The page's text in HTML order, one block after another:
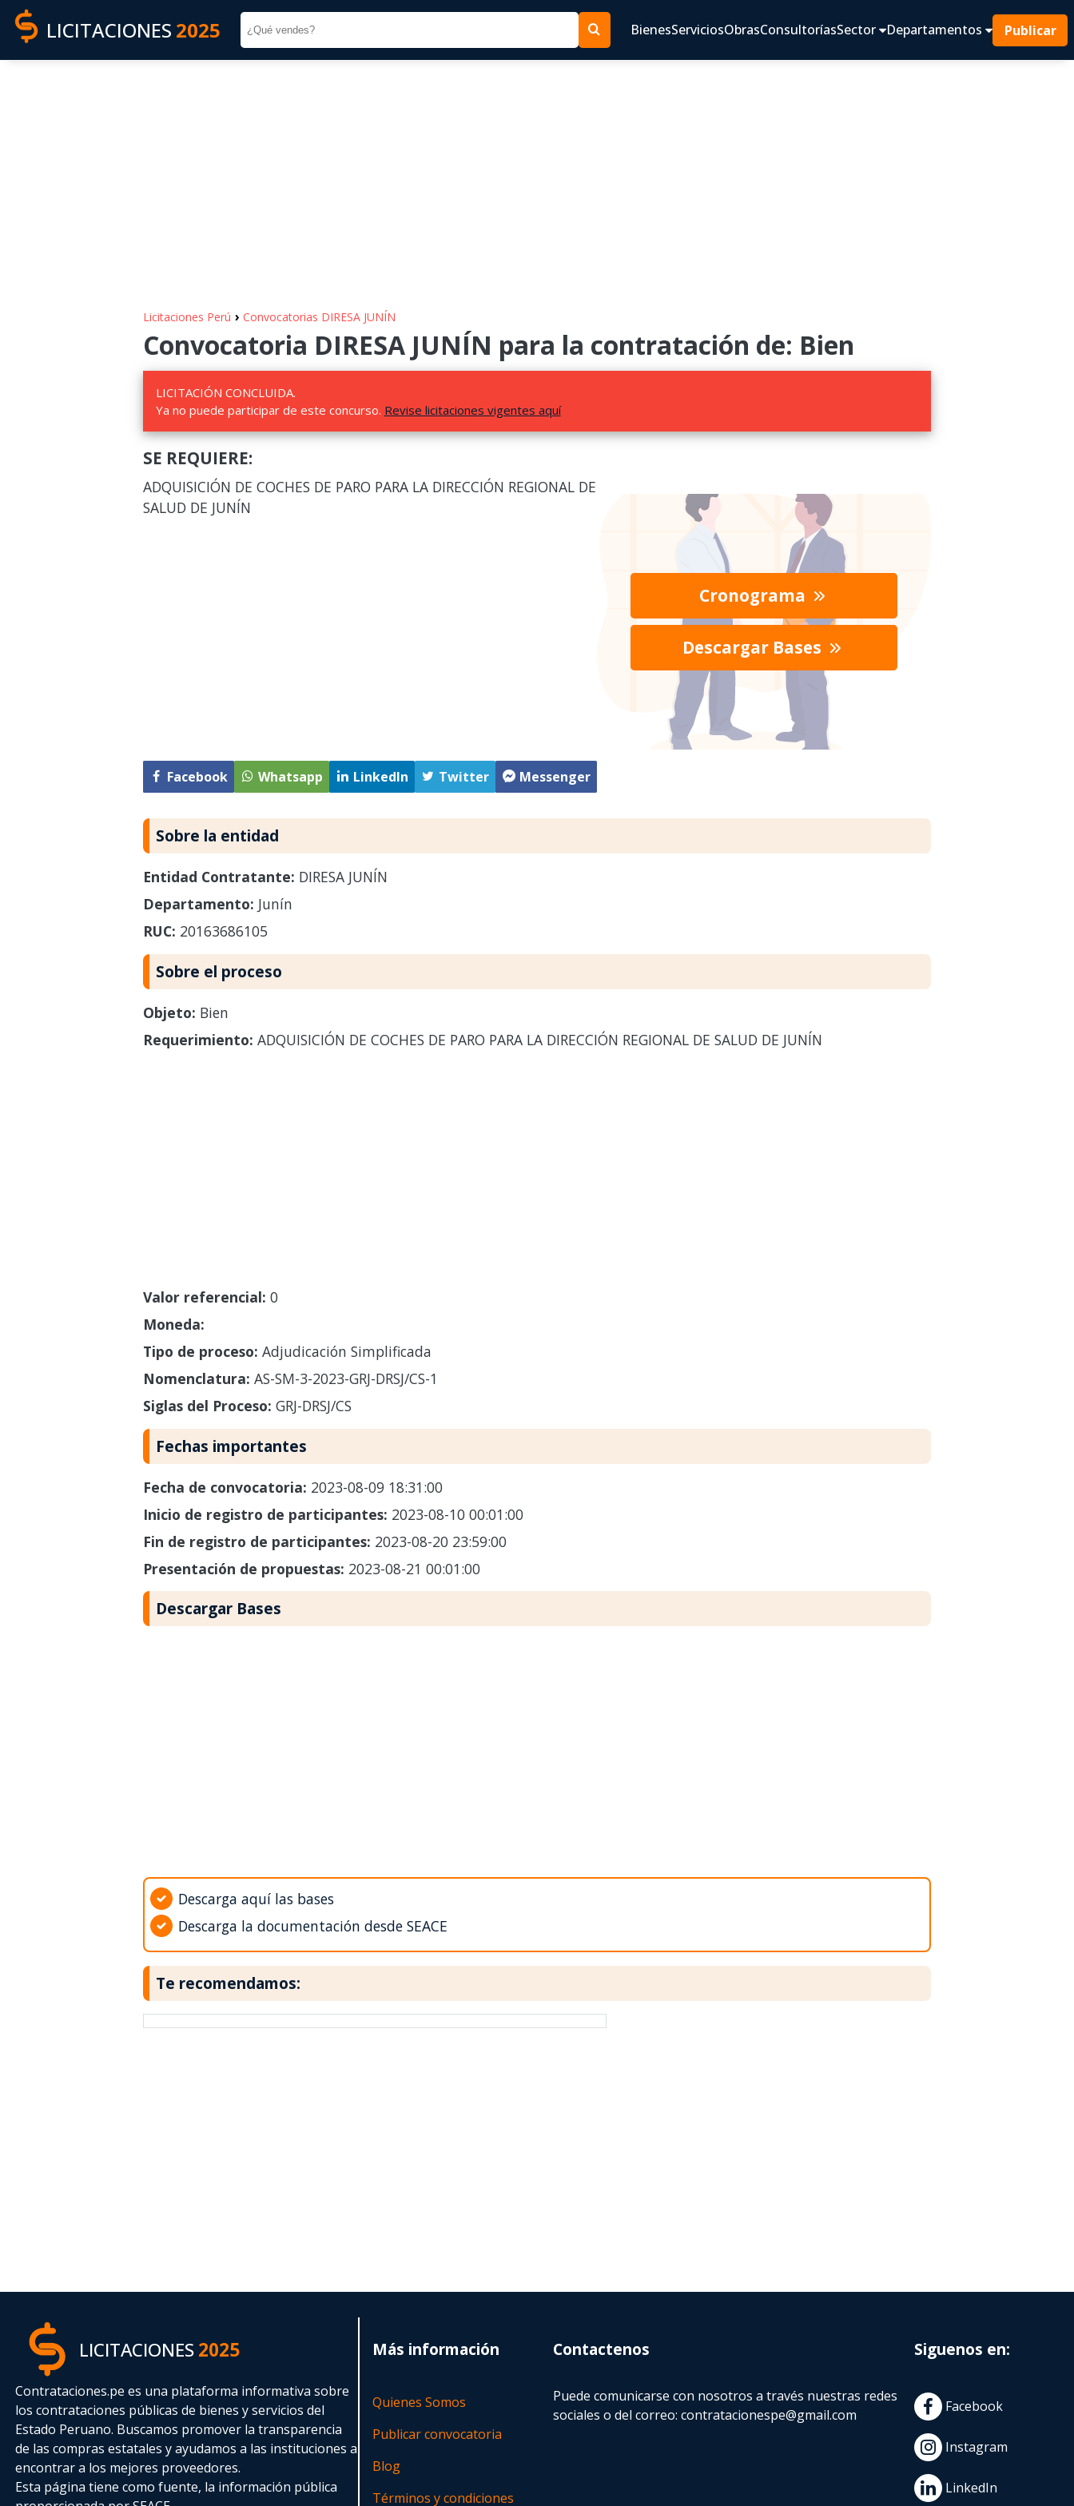
LICITACIONES 2025 BienesServiciosObrasConsultoríasSector Departamentos Publicar
Licitaciones Perú › Convocatorias DIRESA JUNÍN
Convocatoria DIRESA JUNÍN para la contratación de: Bien
LICITACIÓN CONCLUIDA.
Ya no puede participar de este concurso. Revise licitaciones vigentes aquí
SE REQUIERE:
ADQUISICIÓN DE COCHES DE PARO PARA LA DIRECCIÓN REGIONAL DE
SALUD DE JUNÍN
Facebook Whatsapp LinkedIn Twitter Messenger
Cronograma
Descargar Bases
Sobre la entidad
Entidad Contratante: DIRESA JUNÍN
Departamento: Junín
RUC: 20163686105
Sobre el proceso
Objeto: Bien
Requerimiento: ADQUISICIÓN DE COCHES DE PARO PARA LA DIRECCIÓN REGIONAL DE SALUD DE JUNÍN
Valor referencial: 0
Moneda:
Tipo de proceso: Adjudicación Simplificada
Nomenclatura: AS-SM-3-2023-GRJ-DRSJ/CS-1
Siglas del Proceso: GRJ-DRSJ/CS
Fechas importantes
Fecha de convocatoria: 2023-08-09 18:31:00
Inicio de registro de participantes: 2023-08-10 00:01:00
Fin de registro de participantes: 2023-08-20 23:59:00
Presentación de propuestas: 2023-08-21 00:01:00
Descargar Bases
Descarga aquí las bases
Descarga la documentación desde SEACE
Te recomendamos:
LICITACIONES2025
Contrataciones.pe es una plataforma informativa sobre
los contrataciones públicas de bienes y servicios del
Estado Peruano. Buscamos promover la transparencia
de las compras estatalesy ayudamos a las instituciones a
encontrar a los mejores proveedores.
Esta página tiene como fuente, la información pública
Más información
Quienes Somos
Publicar convocatoria
Blog
Términos y condiciones
Contactenos
Puede comunicarse con nosotros a través nuestras redes
sociales o del correo:contratacionespe@gmail.com
Siguenos en:
Facebook
Instagram
LinkedIn